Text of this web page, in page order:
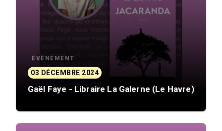
ÉVÈNEMENT
03 DÉCEMBRE 2024
Gaël Faye - Libraire La Galerne (Le Havre)